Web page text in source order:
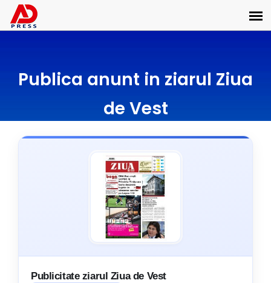
Publica anunt in ziarul Ziua
de Vest
Publicitate ziarul Ziua de Vest